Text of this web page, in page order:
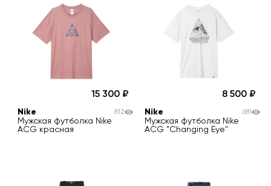
15 300
Nike
Мужская футболка Nike
ACG красная
812
8 500
Nike
Мужская футболка Nike
ACG "Changing Eye"
681